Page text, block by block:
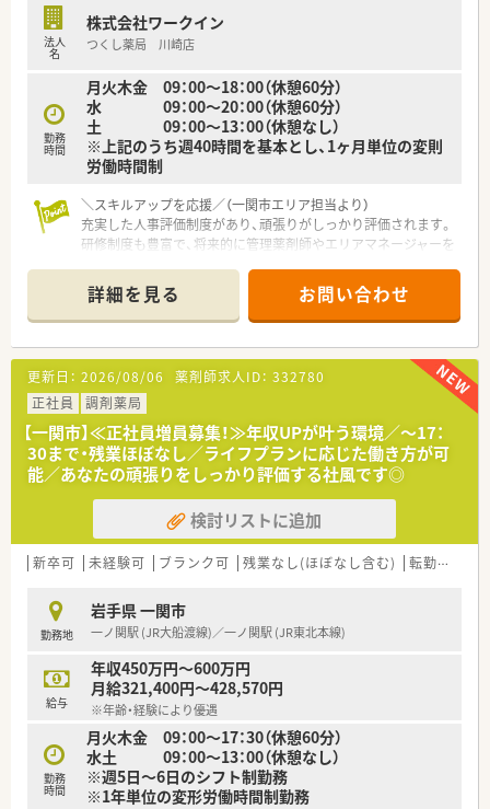
継続的な学習をサポートする体制があり専門性を高められま
す。
法人
名
株式会社ワークイン
つくし薬局 川崎店
勤務
時間
月火木金 09：00～18：00（休憩60分）
水 09：00～20：00（休憩60分）
土 09：00～13：00（休憩なし）
※上記のうち週40時間を基本とし、1ヶ月単位の変則
労働時間制
＼スキルアップを応援／（一関市エリア担当より）
充実した人事評価制度があり、頑張りがしっかり評価されます。
研修制度も豊富で、将来的に管理薬剤師やエリアマネージャーを
＊------------------------------------------＊
【店舗情報と応需状況について】
■JR大船渡線の陸中門崎駅から車で10分ほどの国道284号線沿
いに位置し日差しが入りやすい明るい薬局です。
■近隣医療機関から内科や小児科や消化器科などの処方箋を1日
あたり約80枚応需し地域医療に貢献しております。
■現在は常勤薬剤師2名と派遣薬剤師1名に加えて医療事務スタ
ッフ2名が在籍しており手厚い人員配置体制です。
【法人特徴について】
■岩手県に本社を置き県内に20店舗以上を展開する地域に密着
した地場チェーンの優良薬局企業でございます。
■平均年齢は37歳と若い世代が活躍しており一人ひとりのライ
フプランに寄り添う社員思いの社風が根付いています。
面談を通じて個々の成長を正当に評価しています。
【こんな方が活躍中】
■患者様一人ひとりと誠実に向き合い明るいコミュニケーショ
ンを心がけて業務に取り組む方が活躍しています。
■自分のキャリアビジョンを明確に持ちステップアップを目指
して目標へ努力を重ねる薬剤師が在籍しています。
■幅広い疾患の処方箋に触れながら高度な専門知識を吸収して
地域医療に貢献したい人がイキイキ働いています。
詳細を見る お問い合わせ
更新日： 2026/08/06 薬剤師求人ID： 332780
正社員
調剤薬局
【一関市】≪正社員増員募集！≫年収UPが叶う環境／～17：
30まで・残業ほぼなし／ライフプランに応じた働き方が可
能／あなたの頑張りをしっかり評価する社風です◎
検討リストに追加
新卒可 未経験可 ブランク可 残業なし(ほぼなし含む) 転勤なし
勤務地
岩手県 一関市
一ノ関駅 (JR大船渡線)／一ノ関駅 (JR東北本線)
給与
年収450万円～600万円
月給321,400円～428,570円
※年齢・経験により優遇
勤務
時間
月火木金 09：00～17：30（休憩60分）
水土 09：00～13：00（休憩なし）
※週5日～6日のシフト制勤務
※1年単位の変形労働時間制勤務